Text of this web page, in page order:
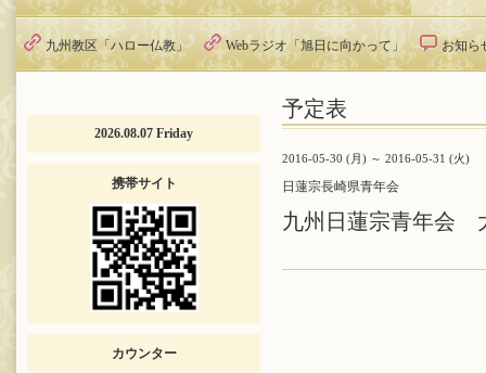
九州教区「ハロー仏教」 Webラジオ「旭日に向かって」 お知ら
予定表
2016-05-30 (月) ～ 2016-05-31 (火)
日蓮宗長崎県青年会
九州日蓮宗青年会
2026.08.07 Friday
携帯サイト
カウンター